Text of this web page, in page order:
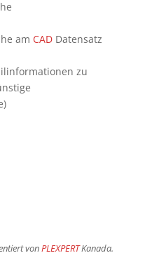
am CADDatensatz
zu
vonPLEXPERTKanada.